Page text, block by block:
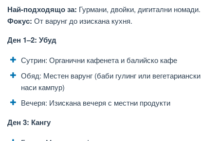
Най-подходящо за: Гурмани, двойки, дигитални номади.
Фокус: От варунг до изискана кухня.
Ден 1–2: Убуд
Сутрин: Органични кафенета и балийско кафе
Обяд: Местен варунг (баби гулинг или вегетариански
наси кампур)
Вечеря: Изискана вечеря с местни продукти
Ден 3: Кангу